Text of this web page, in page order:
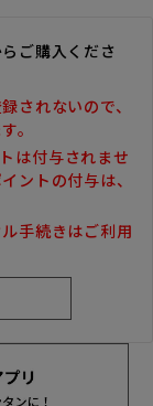
ご購入くださ
されないので、
。
は付与されませ
ントの付与は、
手続きはご利用